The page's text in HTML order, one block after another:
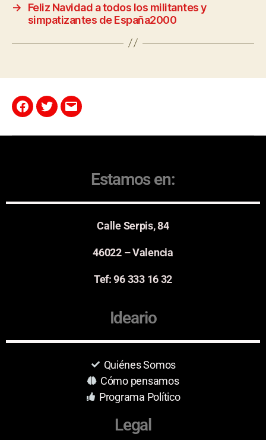
→
Feliz Navidad a todos los militantes y
simpatizantes de España2000
Estamos en:
Calle Serpis, 84
46022 – Valencia
Tef: 96 333 16 32
Ideario
Quiénes Somos
Cómo pensamos
Programa Político
Legal